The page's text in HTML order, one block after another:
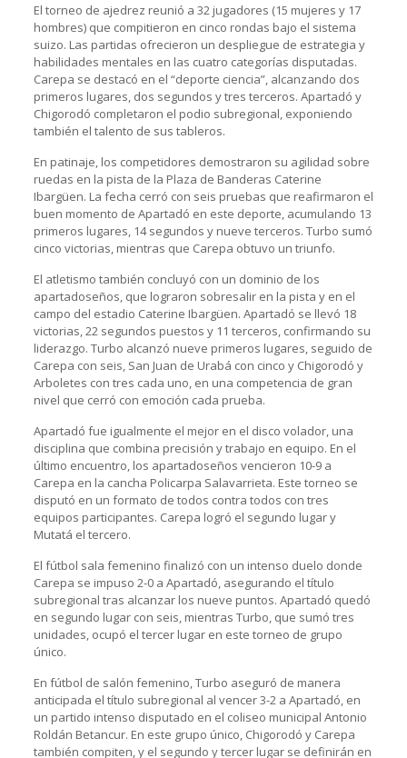
El torneo de ajedrez reunió a 32 jugadores (15 mujeres y 17
hombres) que compitieron en cinco rondas bajo el sistema
suizo. Las partidas ofrecieron un despliegue de estrategia y
habilidades mentales en las cuatro categorías disputadas.
Carepa se destacó en el “deporte ciencia”, alcanzando dos
primeros lugares, dos segundos y tres terceros. Apartadó y
Chigorodó completaron el podio subregional, exponiendo
también el talento de sus tableros.
En patinaje, los competidores demostraron su agilidad sobre
ruedas en la pista de la Plaza de Banderas Caterine
Ibargüen. La fecha cerró con seis pruebas que reafirmaron el
buen momento de Apartadó en este deporte, acumulando 13
primeros lugares, 14 segundos y nueve terceros. Turbo sumó
cinco victorias, mientras que Carepa obtuvo un triunfo.
El atletismo también concluyó con un dominio de los
apartadoseños, que lograron sobresalir en la pista y en el
campo del estadio Caterine Ibargüen. Apartadó se llevó 18
victorias, 22 segundos puestos y 11 terceros, confirmando su
liderazgo. Turbo alcanzó nueve primeros lugares, seguido de
Carepa con seis, San Juan de Urabá con cinco y Chigorodó y
Arboletes con tres cada uno, en una competencia de gran
nivel que cerró con emoción cada prueba.
Apartadó fue igualmente el mejor en el disco volador, una
disciplina que combina precisión y trabajo en equipo. En el
último encuentro, los apartadoseños vencieron 10-9 a
Carepa en la cancha Policarpa Salavarrieta. Este torneo se
disputó en un formato de todos contra todos con tres
equipos participantes. Carepa logró el segundo lugar y
Mutatá el tercero.
El fútbol sala femenino finalizó con un intenso duelo donde
Carepa se impuso 2-0 a Apartadó, asegurando el título
subregional tras alcanzar los nueve puntos. Apartadó quedó
en segundo lugar con seis, mientras Turbo, que sumó tres
unidades, ocupó el tercer lugar en este torneo de grupo
único.
En fútbol de salón femenino, Turbo aseguró de manera
anticipada el título subregional al vencer 3-2 a Apartadó, en
un partido intenso disputado en el coliseo municipal Antonio
Roldán Betancur. En este grupo único, Chigorodó y Carepa
también compiten, y el segundo y tercer lugar se definirán en